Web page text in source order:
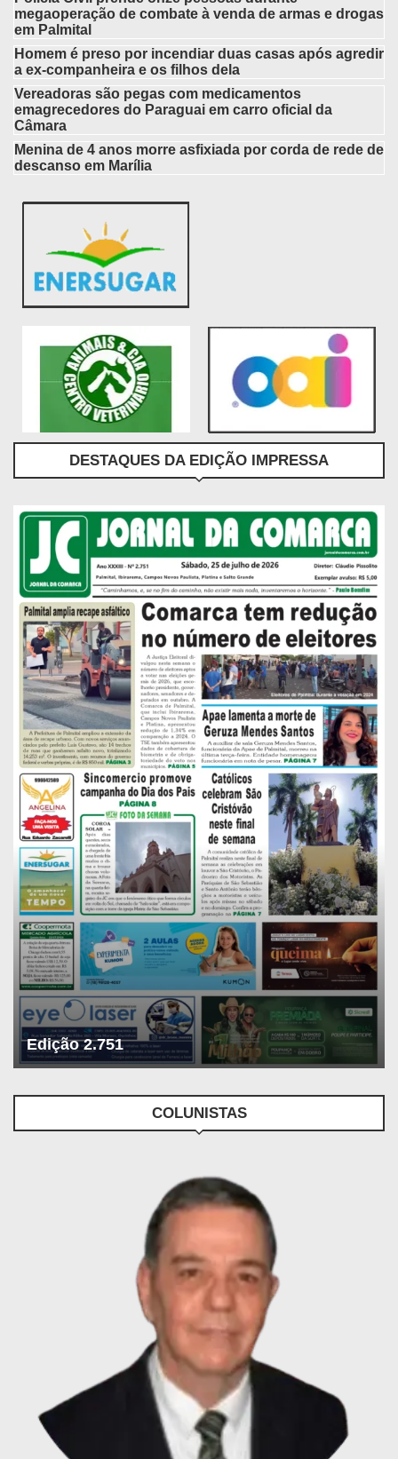
megaoperação de combate à venda de armas e drogas
em Palmital
Homem é preso por incendiar duas casas após agredir
a ex-companheira e os filhos dela
Vereadoras são pegas com medicamentos
emagrecedores do Paraguai em carro oficial da
Câmara
Menina de 4 anos morre asfixiada por corda de rede de
descanso em Marília
DESTAQUES DA EDIÇÃO IMPRESSA
Edição 2.751
COLUNISTAS